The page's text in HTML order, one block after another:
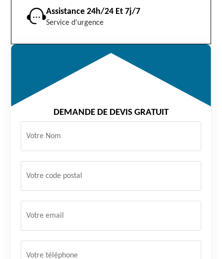
Assistance 24h/24 Et 7j/7
Service d'urgence
DEMANDE DE DEVIS GRATUIT